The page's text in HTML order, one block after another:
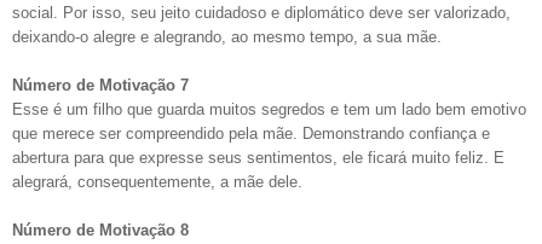
social. Por isso, seu jeito cuidadoso e diplomático deve ser valorizado,
deixando-o alegre e alegrando, ao mesmo tempo, a sua mãe.
Número de Motivação 7
Esse é um filho que guarda muitos segredos e tem um lado bem emotivo
que merece ser compreendido pela mãe. Demonstrando confiança e
abertura para que expresse seus sentimentos, ele ficará muito feliz. E
alegrará, consequentemente, a mãe dele.
Número de Motivação 8